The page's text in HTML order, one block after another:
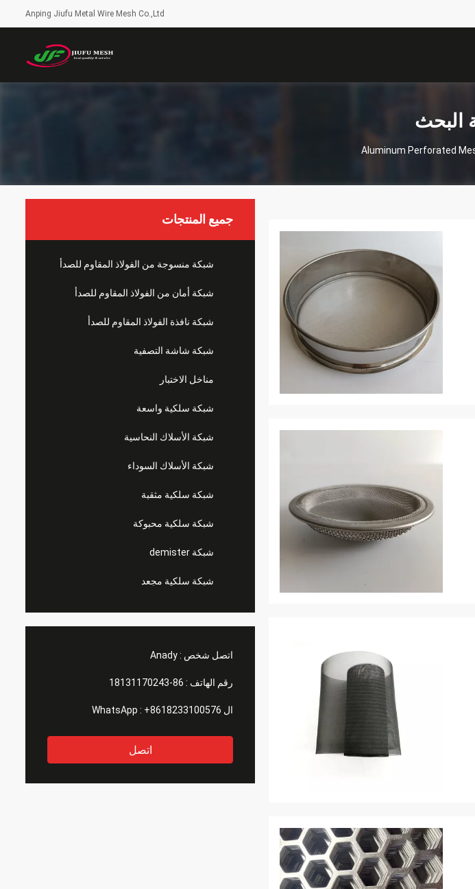
Anping Jiufu Metal Wire Mesh Co.,Ltd
البحث
Aluminum Perforated
جميع المنتجات
شبكة منسوجة من الفولاذ المقاوم للصدأ
شبكة أمان من الفولاذ المقاوم للصدأ
شبكة نافذة الفولاذ المقاوم للصدأ
شبكة شاشة التصفية
مناخل الاختبار
شبكة سلكية واسعة
شبكة الأسلاك النحاسية
شبكة الأسلاك السوداء
شبكة سلكية مثقبة
شبكة سلكية محبوكة
شبكة demister
شبكة سلكية مجعد
اتصل شخص :Anady
رقم الهاتف : 86-18131170243
ال WhatsApp : +8618233100576
اتصل